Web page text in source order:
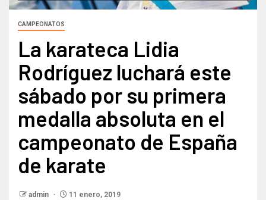
CAMPEONATOS
La karateca Lidia
Rodríguez luchará este
sábado por su primera
medalla absoluta en el
campeonato de España
de karate
admin 11 enero, 2019